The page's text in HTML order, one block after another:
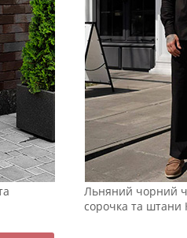
Льняний чорний
сорочка та штани